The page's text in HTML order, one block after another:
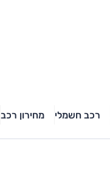
רכב חשמלי מחירון רכב